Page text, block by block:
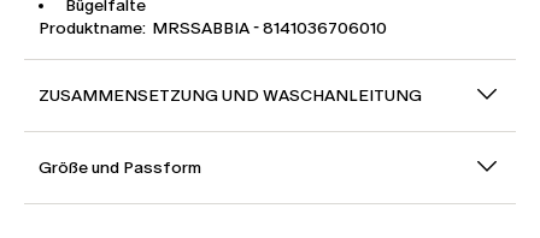
Bügelfalte
Produktname: MRSSABBIA - 8141036706010
ZUSAMMENSETZUNG UND WASCHANLEITUNG
Größe und Passform